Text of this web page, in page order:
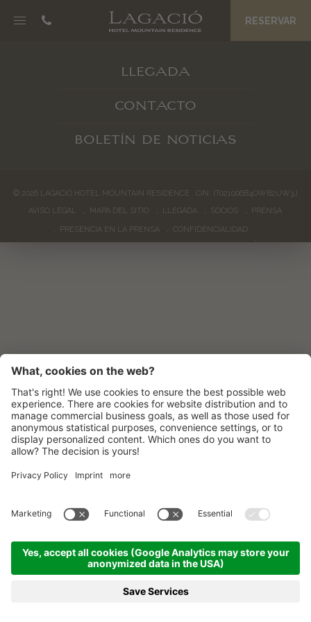
NOSC DA CIASA
B&B Boutique Hotel
Spa La Palsa
Precios y ofertas
Agua Grander
Lagació Dine-Around Experience
Alta Badia & les Montes Dolomitas
Inhouse Shop & Rent
Estiò
Invierno
SOLICITUD DE INFORMACIÓN
RESERVAR EN LÍNEA AHORA
RESERVAR
LLEGADA
CONTACTO
BOLETÍN DE NOTICIAS
© 2026 LAGACIÓ HOTEL MOUNTAIN RESIDENCE
CIN: IT021006B4OWB2UW3J
AVISO LEGAL
MAPA DEL SITIO LLEGADA SOCIOS PRENSA
PRESENCIA EN LA PRENSA CONFIDENCIALIDAD